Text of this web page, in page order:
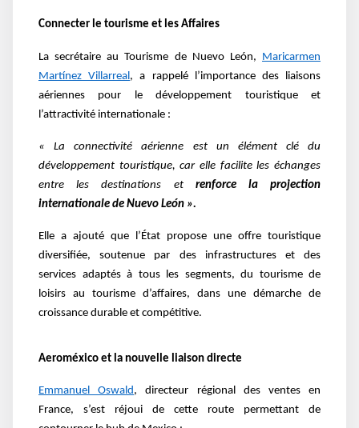
Connecter le tourisme et les Affaires
La secrétaire au Tourisme de Nuevo León, Maricarmen
Martínez Villarreal , a rappelé l’importance des liaisons
aériennes pour le développement touristique et
l’attractivité internationale :
« La connectivité aérienne est un élément clé du
développement touristique, car elle facilite les échanges
entre les destinations et renforce la projection
internationale de Nuevo León ».
Elle a ajouté que l’État propose une offre touristique
diversifiée, soutenue par des infrastructures et des
services adaptés à tous les segments, du tourisme de
loisirs au tourisme d’affaires, dans une démarche de
croissance durable et compétitive.
Aeroméxico et la nouvelle liaison directe
Emmanuel Oswald , directeur régional des ventes en
France, s’est réjoui de cette route permettant de